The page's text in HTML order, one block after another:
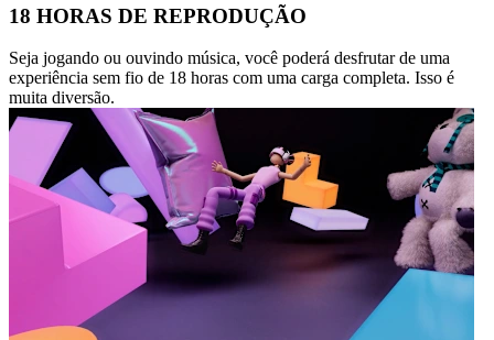
18 HORAS DE REPRODUÇÃO
Seja jogando ou ouvindo música, você poderá desfrutar de uma
experiência sem fio de 18 horas com uma carga completa. Isso é
muita diversão.